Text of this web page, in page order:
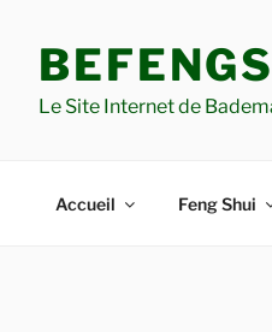
contenu
principalLe Site Internet de
Accueil Feng Shui